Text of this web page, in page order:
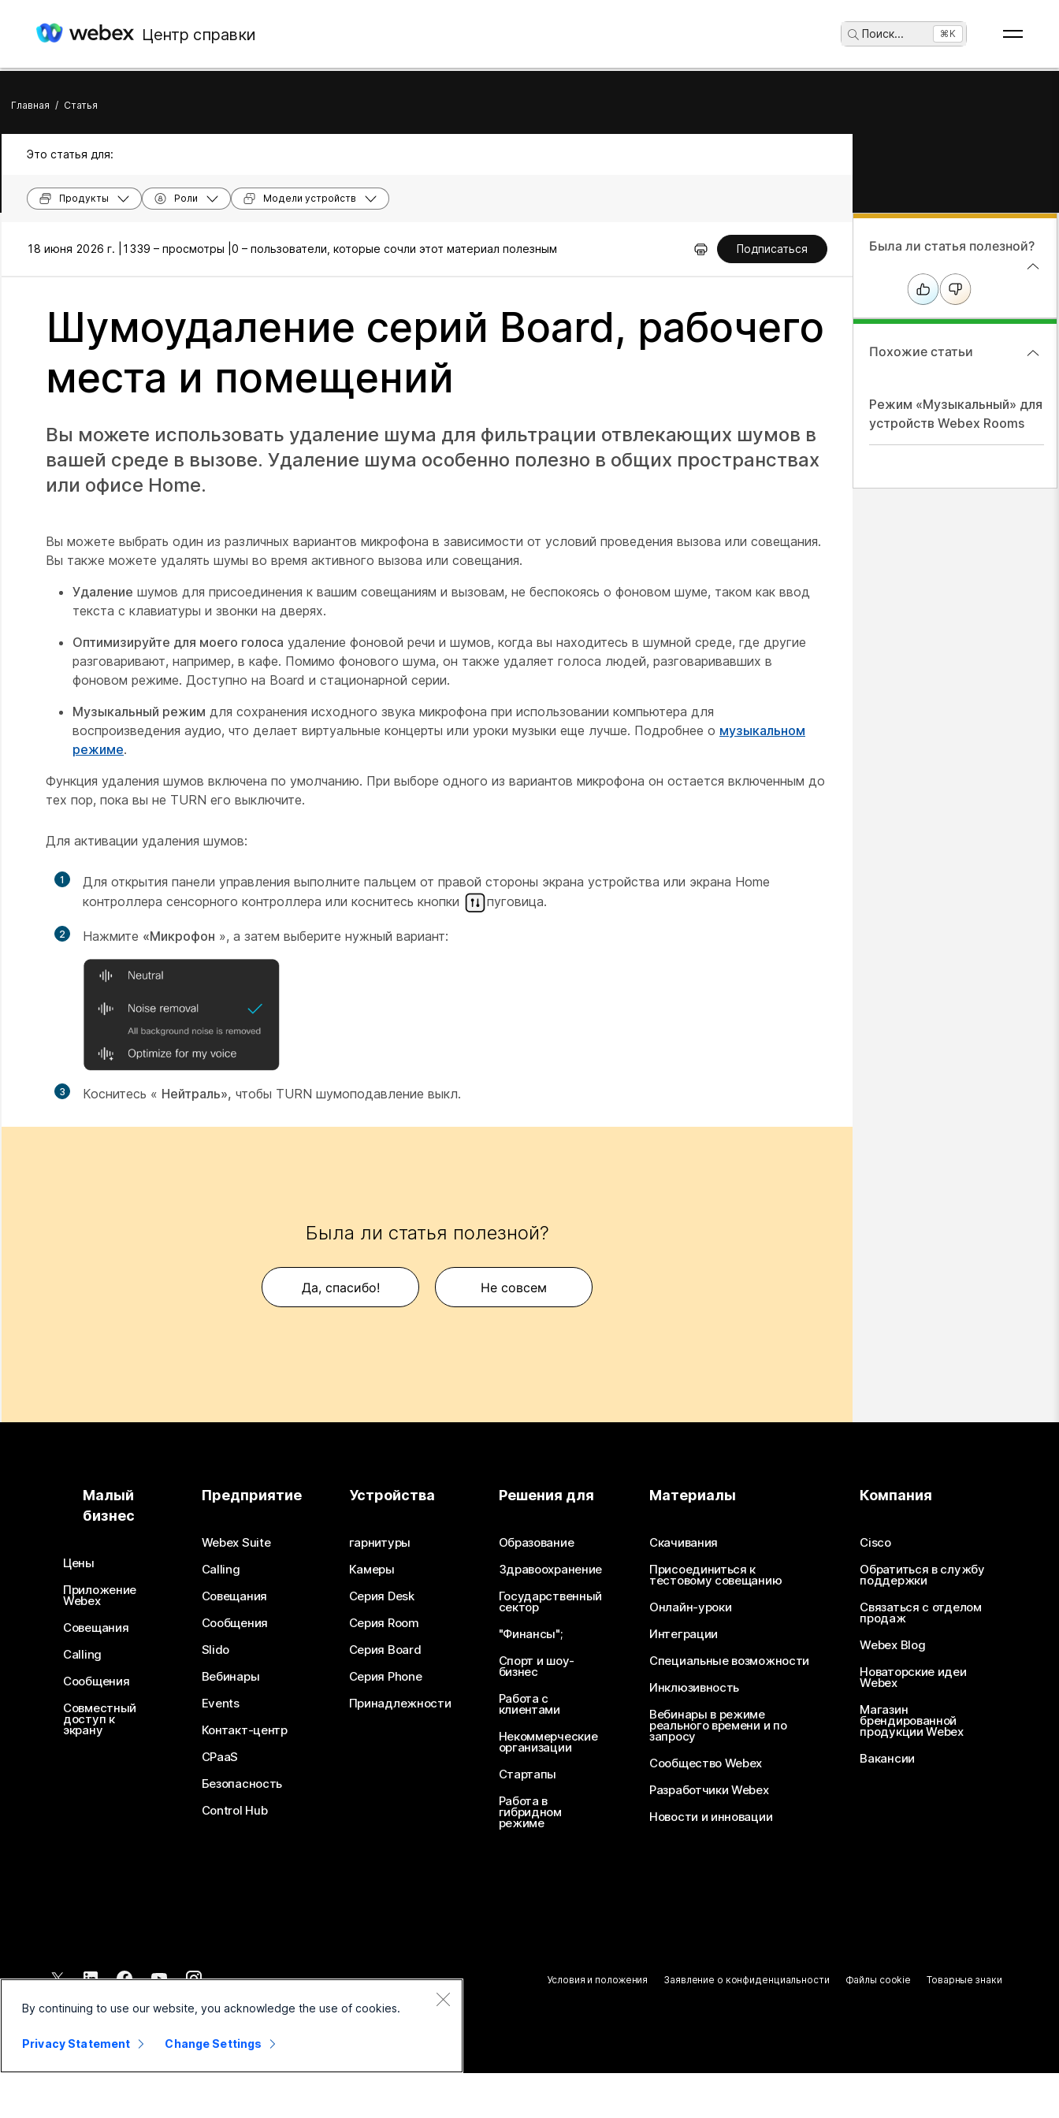
Центр справки Поиск... ⌘K
Главная / Статья
Это статья для:
Продукты Роли Модели устройств
18 июня 2026 г. | 1339 – просмотры | 0 – пользователи, которые сочли этот материал полезным Подписаться
Шумоудаление серий Board, рабочего
места и помещений
Вы можете использовать удаление шума для фильтрации отвлекающих шумов в
вашей среде в вызове. Удаление шума особенно полезно в общих пространствах
или офисе Home.
Вы можете выбрать один из различных вариантов микрофона в зависимости от условий проведения вызова или совещания.
Вы также можете удалять шумы во время активного вызова или совещания.
Удаление шумов для присоединения к вашим совещаниям и вызовам, не беспокоясь о фоновом шуме, таком как ввод
текста с клавиатуры и звонки на дверях.
Оптимизируйте для моего голоса удаление фоновой речи и шумов, когда вы находитесь в шумной среде, где другие
разговаривают, например, в кафе. Помимо фонового шума, он также удаляет голоса людей, разговаривавших в
фоновом режиме. Доступно на Board и стационарной серии.
Музыкальный режим для сохранения исходного звука микрофона при использовании компьютера для
воспроизведения аудио, что делает виртуальные концерты или уроки музыки еще лучше. Подробнее о музыкальном
режиме.
Функция удаления шумов включена по умолчанию. При выборе одного из вариантов микрофона он остается включенным до
тех пор, пока вы не TURN его выключите.
Для активации удаления шумов:
1
Для открытия панели управления выполните пальцем от правой стороны экрана устройства или экрана Home
контроллера сенсорного контроллера или коснитесь кнопки
пуговица.
2 Нажмите «Микрофон », а затем выберите нужный вариант:
3 Коснитесь « Нейтраль», чтобы TURN шумоподавление выкл.
Была ли статья полезной?
Да, спасибо! Не совсем
Была ли статья полезной?
Похожие статьи
Режим «Музыкальный» для
устройств Webex Rooms
Малый
бизнес
Цены
Приложение
Webex
Совещания
Calling
Сообщения
Совместный
доступ к
экрану
Предприятие
Webex Suite
Calling
Совещания
Сообщения
Slido
Вебинары
Events
Контакт-центр
CPaaS
Безопасность
Control Hub
Устройства
гарнитуры
Камеры
Серия Desk
Серия Room
Серия Board
Серия Phone
Принадлежности
Решения для
Образование
Здравоохранение
Государственный
сектор
"Финансы";
Спорт и шоу-
бизнес
Работа с
клиентами
Некоммерческие
организации
Стартапы
Работа в
гибридном
режиме
Материалы
Скачивания
Присоединиться к
тестовому совещанию
Онлайн-уроки
Интеграции
Специальные возможности
Инклюзивность
Вебинары в режиме
реального времени и по
запросу
Сообщество Webex
Разработчики Webex
Новости и инновации
Компания
Cisco
Обратиться в службу
поддержки
Связаться с отделом
продаж
Webex Blog
Новаторские идеи
Webex
Магазин
брендированной
продукции Webex
Вакансии
2026 Cisco и/или филиалы компании. Все права защищены.
Условия и положения Заявление о конфиденциальности Файлы cookie Товарные знаки
By continuing to use our website, you acknowledge the use of cookies.
Privacy Statement Change Settings